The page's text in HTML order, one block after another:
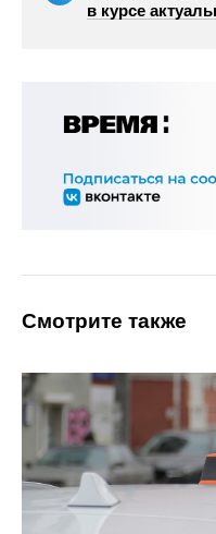
в курсе
Смотрите также